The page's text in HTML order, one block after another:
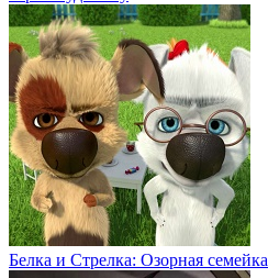
Белка и Стрелка: Озорная семейка